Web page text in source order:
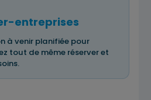
entreprises
à venir planifiée pour
tout de même réserver et